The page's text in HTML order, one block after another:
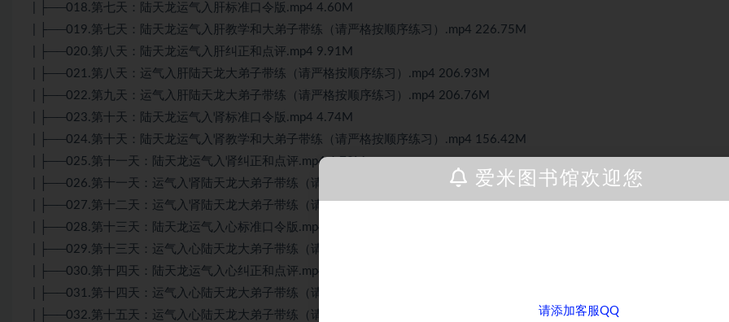
| ├──018.第七天：陆天龙运气入肝标准口令版.mp4 4.60M
| ├──019.第七天：陆天龙运气入肝教学和大弟子带练（请严格按顺序练习）.mp4 226.75M
| ├──020.第八天：陆天龙运气入肝纠正和点评.mp4 9.91M
| ├──021.第八天：运气入肝陆天龙大弟子带练（请严格按顺序练习）.mp4 206.93M
| ├──022.第九天：运气入肝陆天龙大弟子带练（请严格按顺序练习）.mp4 206.76M
| ├──023.第十天：陆天龙运气入肾标准口令版.mp4 4.74M
| ├──024.第十天：陆天龙运气入肾教学和大弟子带练（请严格按顺序练习）.mp4 156.42M
| ├──025.第十一天：陆天龙运气入肾纠正和点评.mp4 6.72M
| ├──026.第十一天：运气入肾陆天龙大弟子带练（请严格按照顺序练习）.mp4 147.99M
| ├──027.第十二天：运气入肾陆天龙大弟子带练（请严格按顺序练习）.mp4 149.37M
| ├──028.第十三天：陆天龙运气入心标准口令版.mp4 2.69M
| ├──029.第十三天：运气入心陆天龙大弟子带练（请严格按顺序练习）.mp4 162.39M
| ├──030.第十四天：陆天龙运气入心纠正和点评.mp4 4.98M
| ├──031.第十四天：运气入心陆天龙大弟子带练（请严格按顺序练习）.mp4 158.24M
| ├──032.第十五天：运气入心陆天龙大弟子带练（请严格按顺序练习）.mp4 159.36M
爱米图书馆欢迎您
请添加客服QQ